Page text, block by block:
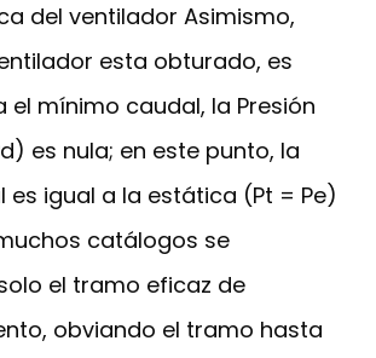
del ventilador Asimismo,
esta obturado, es
el mínimo caudal, la Presión
es nula; en este punto, la
es igual a la estática (Pt = Pe)
catálogos se
el tramo eficaz de
obviando el tramo hasta